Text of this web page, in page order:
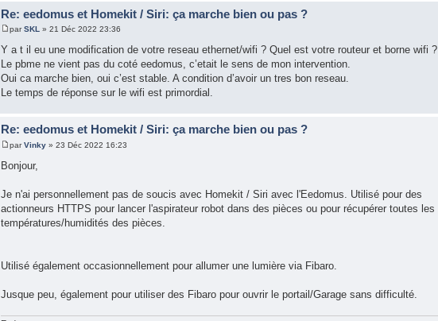
Re: eedomus et Homekit / Siri: ça marche bien ou pas ?
parSKL » 21 Déc 2022 23:36
Y a t il eu une modification de votre reseau ethernet/wifi ? Quel est votre routeur et borne wifi ?
Le pbme ne vient pas du coté eedomus, c’etait le sens de mon intervention.
Oui ca marche bien, oui c’est stable. A condition d’avoir un tres bon reseau.
Le temps de réponse sur le wifi est primordial.
Re: eedomus et Homekit / Siri: ça marche bien ou pas ?
parVinky » 23 Déc 2022 16:23
Bonjour,
Je n'ai personnellement pas de soucis avec Homekit / Siri avec l'Eedomus. Utilisé pour des
actionneurs HTTPS pour lancer l'aspirateur robot dans des pièces ou pour récupérer toutes les
températures/humidités des pièces.
Utilisé également occasionnellement pour allumer une lumière via Fibaro.
Jusque peu, également pour utiliser des Fibaro pour ouvrir le portail/Garage sans difficulté.